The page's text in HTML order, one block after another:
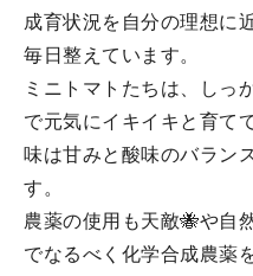
成育状況を自分の理想に
毎日整えています。
ミニトマトたちは、しっ
で元気にイキイキと育て
味は甘みと酸味のバラン
す。
農薬の使用も天敵🐝や自
でなるべく化学合成農薬